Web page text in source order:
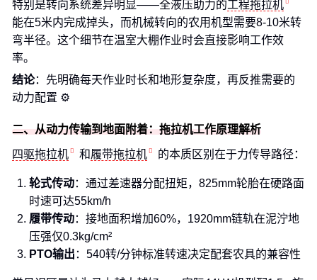
特别是转向系统差异明显——全液压助力的工程拖拉机
能在5米内完成掉头，而机械转向的农用机型需要8-10米转
弯半径。这个细节在温室大棚作业时会直接影响工作效
率。
结论：先明确每天作业时长和地形复杂度，再反推需要的
动力配置 ⚙️
二、从动力传输到地面附着：拖拉机工作原理解析
四驱拖拉机 和履带拖拉机 的本质区别在于力传导路径：
轮式传动：通过差速器分配扭矩，825mm轮胎在硬路面
时速可达55km/h
履带传动：接地面积增加60%，1920mm链轨在泥泞地
压强仅0.3kg/cm²
PTO输出 ：540转/分钟标准转速决定配套农具的兼容性